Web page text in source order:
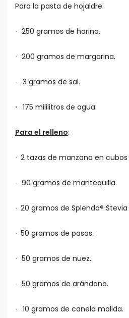
Para la pasta de hojaldre:
· 250 gramos de harina.
· 200 gramos de margarina.
· 3 gramos de sal.
· 175 mililitros de agua.
Para el relleno:
· 2 tazas de manzana en
· 90 gramos de mantequilla.
· 20 gramos de Splenda® Stevia
· 50 gramos de pasas.
· 50 gramos de nuez.
· 50 gramos de arándano.
· 10 gramos de canela molida.